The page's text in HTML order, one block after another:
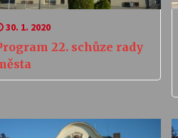
30. 1. 2020
22. schůze rady